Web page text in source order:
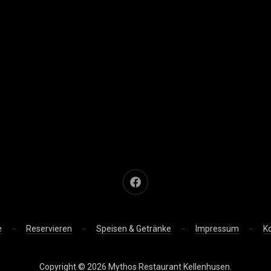
Neues Fenster
Reservieren Speisen & Getränke Impressum
Copyright © 2026 Mythos Restaurant Kellenhusen